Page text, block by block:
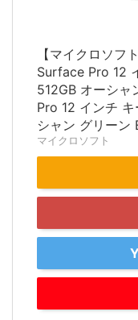
【マイクロソフ
Surface Pro 12
512GB オーシ
Pro 12 インチ
シャン グリーン
マイクロソフト